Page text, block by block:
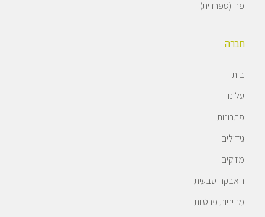
פרו (ספרדית)
חברה
בית
עלינו
פתרונות
גידולים
מזיקים
האבקה טבעית
מדיניות פרטיות